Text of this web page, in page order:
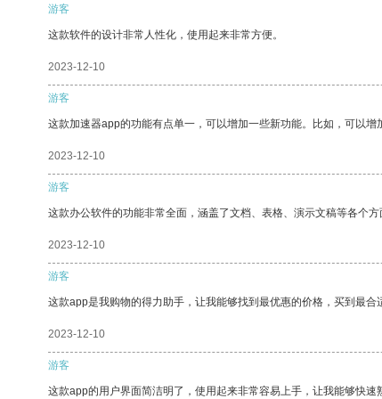
游客
这款软件的设计非常人性化，使用起来非常方便。
2023-12-10
游客
这款加速器app的功能有点单一，可以增加一些新功能。比如，可以
2023-12-10
游客
这款办公软件的功能非常全面，涵盖了文档、表格、演示文稿等各个
2023-12-10
游客
这款app是我购物的得力助手，让我能够找到最优惠的价格，买到最合
2023-12-10
游客
这款app的用户界面简洁明了，使用起来非常容易上手，让我能够快速